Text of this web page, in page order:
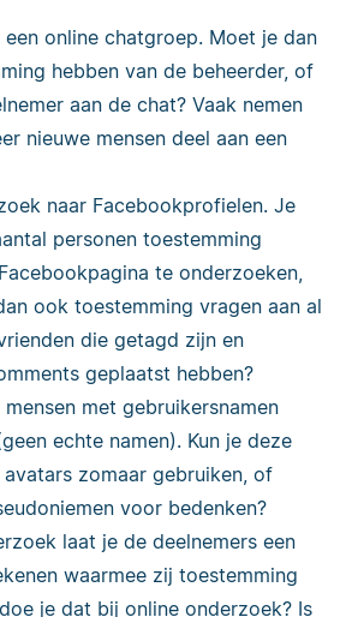
online chatgroep. Moet je dan
hebben van de beheerder, of
aan de chat? Vaak nemen
nieuwe mensen deel aan een
naar Facebookprofielen. Je
personen toestemming
te onderzoeken,
ook toestemming vragen aan al
die getagd zijn en
geplaatst hebben?
met gebruikersnamen
echte namen). Kun je deze
avatars zomaar gebruiken, of
voor bedenken?
laat je de deelnemers een
waarmee zij toestemming
je dat bij online onderzoek? Is